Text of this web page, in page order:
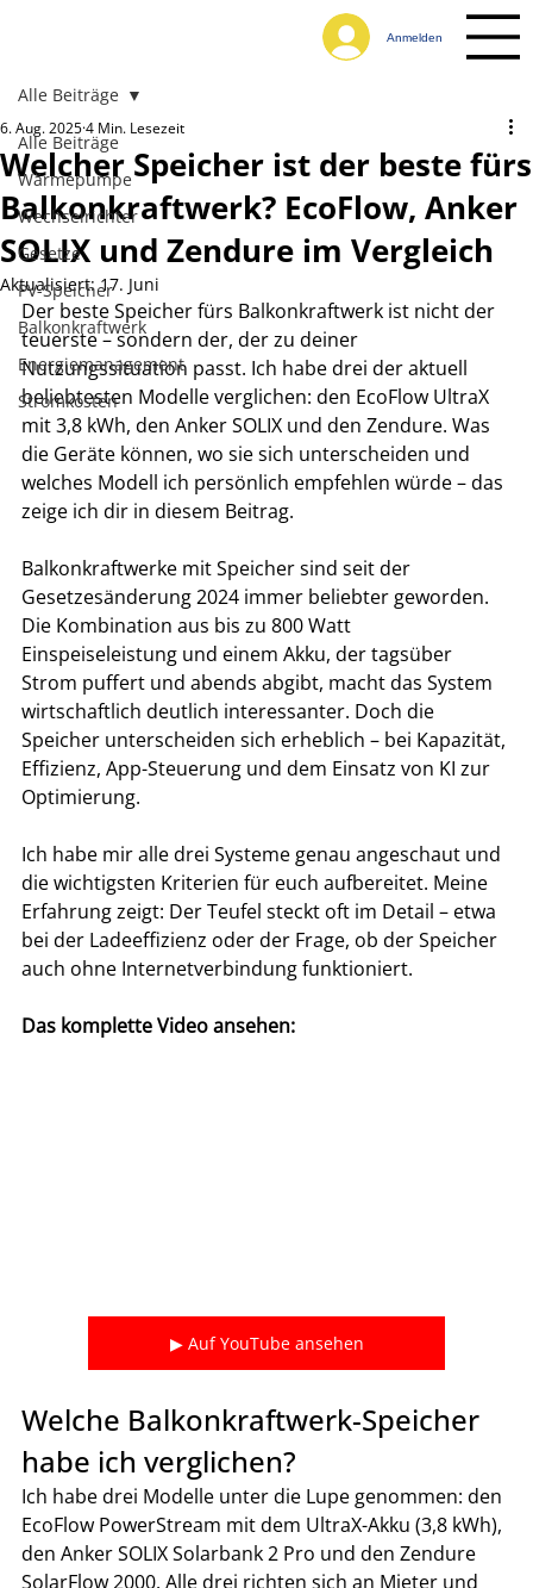
Anmelden
Alle Beiträge
Wärmepumpe
Wechselrichter
Gesetze
PV-Speicher
Balkonkraftwerk
Energiemanagement
Stromkosten
Alle Beiträge
Welcher Speicher ist der beste fürs
Balkonkraftwerk? EcoFlow, Anker
SOLIX und Zendure im Vergleich
6. Aug. 20254 Min. Lesezeit
Aktualisiert:17. Juni
Der beste Speicher fürs Balkonkraftwerk ist nicht der
teuerste – sondern der, der zu deiner
Nutzungssituation passt. Ich habe drei der aktuell
beliebtesten Modelle verglichen: den EcoFlow UltraX
mit 3,8 kWh, den Anker SOLIX und den Zendure. Was
die Geräte können, wo sie sich unterscheiden und
welches Modell ich persönlich empfehlen würde – das
zeige ich dir in diesem Beitrag.
Balkonkraftwerke mit Speicher sind seit der
Gesetzesänderung 2024 immer beliebter geworden.
Die Kombination aus bis zu 800 Watt
Einspeiseleistung und einem Akku, der tagsüber
Strom puffert und abends abgibt, macht das System
wirtschaftlich deutlich interessanter. Doch die
Speicher unterscheiden sich erheblich – bei Kapazität,
Effizienz, App-Steuerung und dem Einsatz von KI zur
Optimierung.
Ich habe mir alle drei Systeme genau angeschaut und
die wichtigsten Kriterien für euch aufbereitet. Meine
Erfahrung zeigt: Der Teufel steckt oft im Detail – etwa
bei der Ladeeffizienz oder der Frage, ob der Speicher
auch ohne Internetverbindung funktioniert.
Das komplette Video ansehen:
▶ Auf YouTube ansehen
Welche Balkonkraftwerk-Speicher
habe ich verglichen?
Ich habe drei Modelle unter die Lupe genommen: den
EcoFlow PowerStream mit dem UltraX-Akku (3,8 kWh),
den Anker SOLIX Solarbank 2 Pro und den Zendure
SolarFlow 2000. Alle drei richten sich an Mieter und